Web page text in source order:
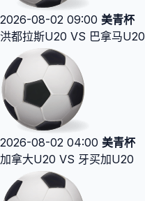
2026-08-02 09:00 美青杯
洪都拉斯U20 VS 巴拿马U20
2026-08-02 04:00 美青杯
加拿大U20 VS 牙买加U20